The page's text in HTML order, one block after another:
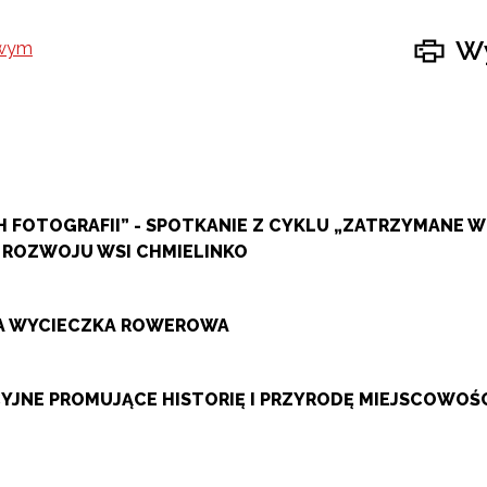
- SPOTKANIE Z CYKLU „ZATRZYMANE
WSI CHMIELINKO
ROWEROWA
PROMUJĄCE HISTORIĘ I PRZYRODĘ